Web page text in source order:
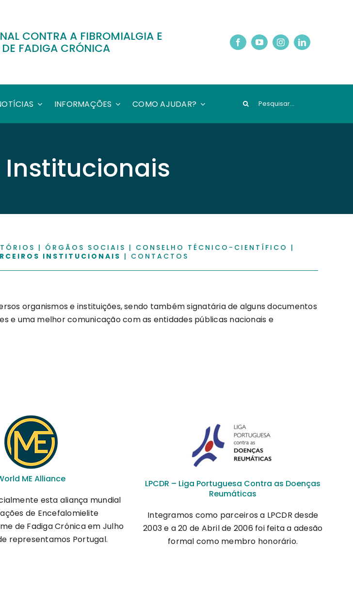
CONTRA A FIBROMIALGIA E
FADIGA CRÓNICA
INFORMAÇÕES COMO AJUDAR?
Institucionais
| ÓRGÃOS SOCIAIS | CONSELHO TÉCNICO-CIENTÍFICO |
INSTITUCIONAIS | CONTACTOS
organismos e instituições, sendo também signatária de alguns documentos
e uma melhor comunicação com as entidades públicas nacionais e
ME Alliance
esta aliança mundial
de Encefalomielite
de Fadiga Crónica em Julho
representamos Portugal.
LPCDR – Liga Portuguesa Contra as Doenças
Reumáticas
Integramos como parceiros a LPCDR desde
2003 e a 20 de Abril de 2006 foi feita a adesão
formal como membro honorário.